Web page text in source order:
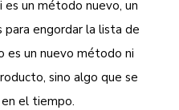
es un método nuevo, un
engordar la lista de
es un nuevo método ni
sino algo que se
el tiempo.